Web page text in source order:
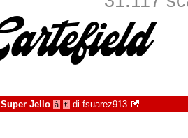
Super Jello à € di fsuarez913